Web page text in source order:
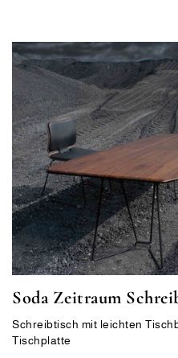
Soda Zeitraum
Schreibtisch mit leichten
Tischplatte